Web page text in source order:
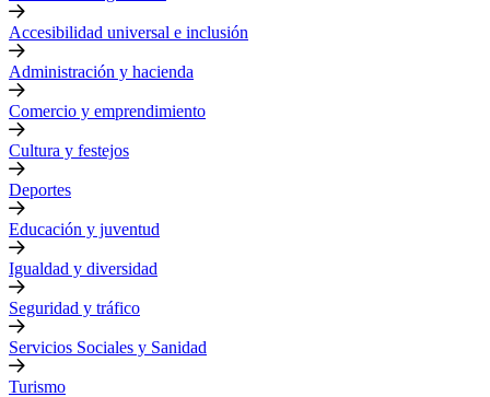
Accesibilidad universal e inclusión
Administración y hacienda
Comercio y emprendimiento
Cultura y festejos
Deportes
Educación y juventud
Igualdad y diversidad
Seguridad y tráfico
Servicios Sociales y Sanidad
Turismo